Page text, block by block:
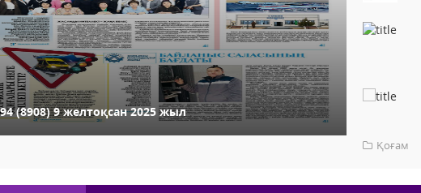
(8908) 9 желтоқсан 2025 жыл
Қоғам